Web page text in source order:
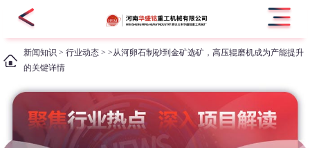
新闻知识 >行业动态 > >从河卵石制砂到金矿选矿，高压辊磨机成为产能提升
的关键详情